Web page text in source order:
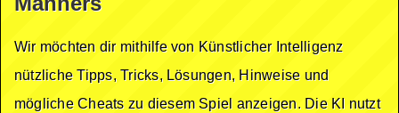
Wir möchten dir mithilfe von Künstlicher Intelligenz
nützliche Tipps, Tricks, Lösungen, Hinweise und
mögliche Cheats zu diesem Spiel anzeigen. Die KI nutzt